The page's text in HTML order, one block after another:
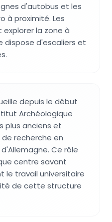
d'autobus et les
à proximité. Les
la zone à
dispose d'escaliers et
depuis le début
Archéologique
plus anciens et
recherche en
Ce rôle
centre savant
le travail universitaire
de cette structure